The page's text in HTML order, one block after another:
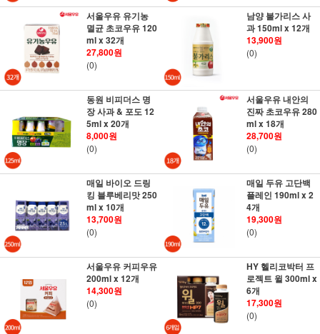
서울우유 유기농
멸균 초코우유 120
ml x 32개
27,800원
(0)
남양 불가리스 사
과 150ml x 12개
13,900원
(0)
동원 비피더스 명
장 사과 & 포도 12
5ml x 20개
8,000원
(0)
서울우유 내안의
진짜 초코우유 280
ml x 18개
28,700원
(0)
매일 바이오 드링
킹 블루베리맛 250
ml x 10개
13,700원
(0)
매일 두유 고단백
플레인 190ml x 2
4개
19,300원
(0)
서울우유 커피우유
200ml x 12개
14,300원
(0)
HY 헬리코박터 프
로젝트 윌 300ml x
6개
17,300원
(0)